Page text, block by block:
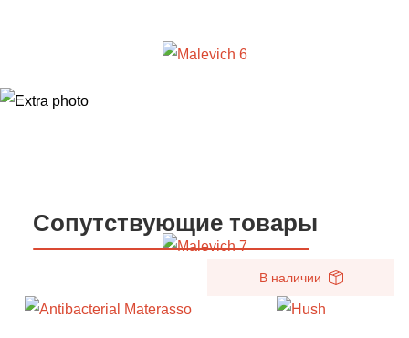
Сопутствующие товары
В наличии